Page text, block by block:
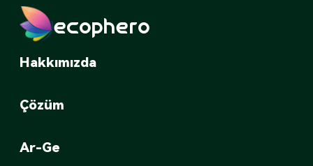
ecophero
Hakkımızda
Çözüm
Ar-Ge